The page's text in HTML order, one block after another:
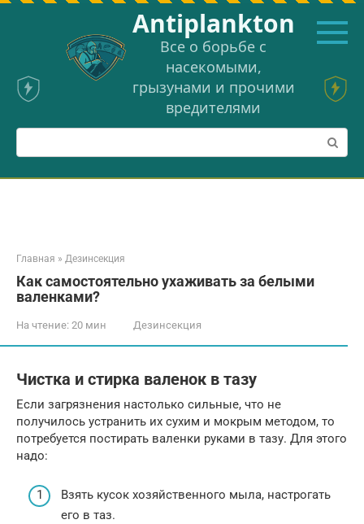
Перейти
Аntiplankton
Все о борьбе с
насекомыми,
грызунами и прочими
вредителями
Поиск:
Главная » Дезинсекция
Как самостоятельно ухаживать за белыми
валенками?
На чтение: 20 мин Дезинсекция
Чистка и стирка валенок в тазу
Если загрязнения настолько сильные, что не
получилось устранить их сухим и мокрым методом, то
потребуется постирать валенки руками в тазу. Для этого
надо:
Взять кусок хозяйственного мыла, настрогать
его в таз.